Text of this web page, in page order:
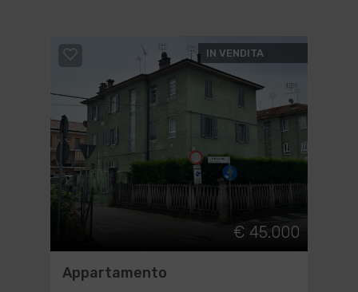
IN VENDITA
€ 45.000
Appartamento